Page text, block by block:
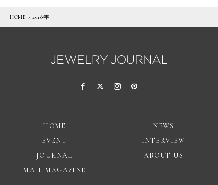
HOME >2018年
HOME
NEWS
EVENT
INTERVIEW
JOURNAL
ABOUT US
MAIL MAGAZINE